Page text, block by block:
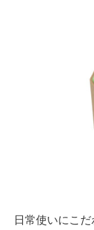
日常使いにこ